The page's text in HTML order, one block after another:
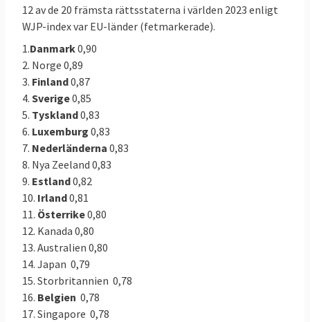
12 av de 20 främsta rättsstaterna i världen 2023 enligt
WJP-index var EU-länder (fetmarkerade).
1.Danmark0,90
2. Norge 0,89
3. Finland0,87
4. Sverige0,85
5. Tyskland0,83
6. Luxemburg 0,83
7. Nederländerna 0,83
8. Nya Zeeland 0,83
9. Estland0,82
10. Irland0,81
11. Österrike0,80
12. Kanada 0,80
13. Australien 0,80
14. Japan 0,79
15. Storbritannien 0,78
16. Belgien 0,78
17. Singapore 0,78